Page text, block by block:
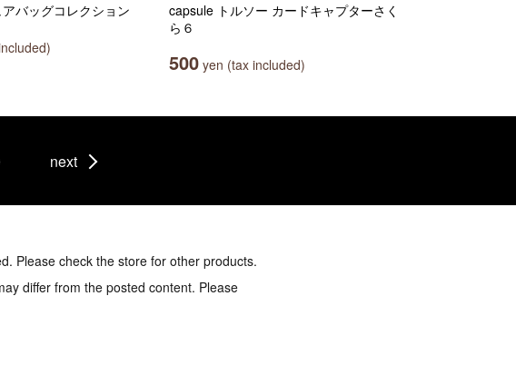
バッグコレクション
capsule トルソー カードキャプターさく
ら６
500 yen (tax included)
next
Please check the store for other products.
differ from the posted content. Please